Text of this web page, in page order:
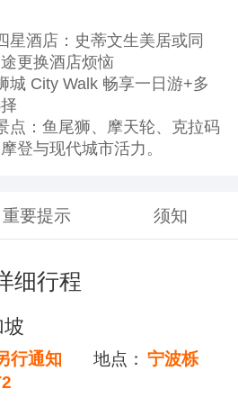
星酒店：史蒂文生美居或同
更换酒店烦恼
畅享一日游+多
点：鱼尾狮、摩天轮、克拉码
登与现代城市活力。
重要提示 须知
细行程
坡
行通知 地点： 宁波栎